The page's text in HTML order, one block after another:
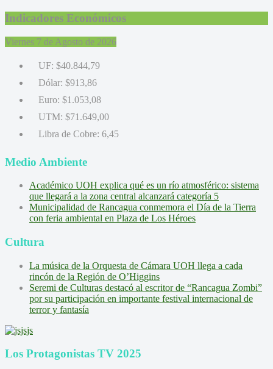
Indicadores Económicos
Viernes 7 de Agosto de 2026
UF: $40.844,79
Dólar: $913,86
Euro: $1.053,08
UTM: $71.649,00
Libra de Cobre: 6,45
Medio Ambiente
Académico UOH explica qué es un río atmosférico: sistema
que llegará a la zona central alcanzará categoría 5
Municipalidad de Rancagua conmemora el Día de la Tierra
con feria ambiental en Plaza de Los Héroes
Cultura
La música de la Orquesta de Cámara UOH llega a cada
rincón de la Región de O’Higgins
Seremi de Culturas destacó al escritor de “Rancagua Zombi”
por su participación en importante festival internacional de
terror y fantasía
Los Protagonistas TV 2025